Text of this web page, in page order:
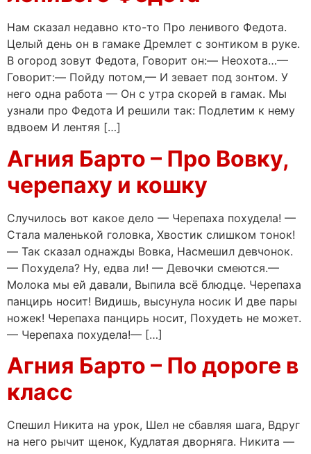
Нам сказал недавно кто-то Про ленивого Федота.
Целый день он в гамаке Дремлет с зонтиком в руке.
В огород зовут Федота, Говорит он:— Неохота…—
Говорит:— Пойду потом,— И зевает под зонтом. У
него одна работа — Он с утра скорей в гамак. Мы
узнали про Федота И решили так: Подлетим к нему
вдвоем И лентяя […]
Агния Барто – Про Вовку,
черепаху и кошку
Случилось вот какое дело — Черепаха похудела! —
Стала маленькой головка, Хвостик слишком тонок!
— Так сказал однажды Вовка, Насмешил девчонок.
— Похудела? Ну, едва ли! — Девочки смеются.—
Молока мы ей давали, Выпила всё блюдце. Черепаха
панцирь носит! Видишь, высунула носик И две пары
ножек! Черепаха панцирь носит, Похудеть не может.
— Черепаха похудела!— […]
Агния Барто – По дороге в
класс
Спешил Никита на урок, Шел не сбавляя шага, Вдруг
на него рычит щенок, Кудлатая дворняга. Никита —